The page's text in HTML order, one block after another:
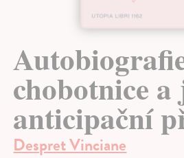
chobotnice a
anticipační
Despret Vinciane